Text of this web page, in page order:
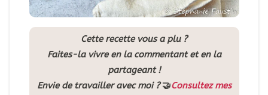
Cette recette vous a plu ?
Faites-la vivre en la commentant et en la
partageant !
Envie de travailler avec moi ?🤝Consultez mes